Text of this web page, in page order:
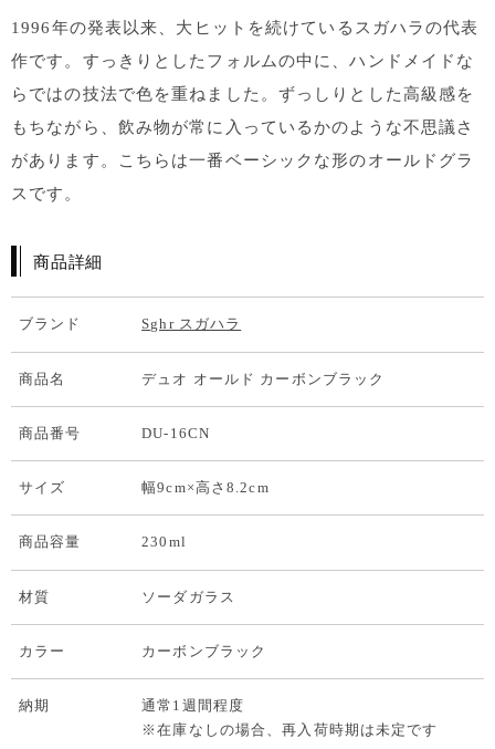
1996年の発表以来、大ヒットを続けているスガハラの代表
作です。すっきりとしたフォルムの中に、ハンドメイドな
らではの技法で色を重ねました。ずっしりとした高級感を
もちながら、飲み物が常に入っているかのような不思議さ
があります。こちらは一番ベーシックな形のオールドグラ
スです。
商品詳細
ブランド Sghr スガハラ
商品名 デュオ オールド カーボンブラック
商品番号 DU-16CN
サイズ 幅9cm×高さ8.2cm
商品容量 230ml
材質 ソーダガラス
カラー カーボンブラック
納期
通常1週間程度
※在庫なしの場合、再入荷時期は未定です